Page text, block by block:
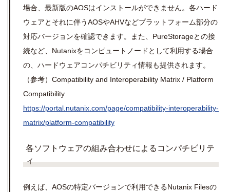
場合、最新版のAOSはインストールができません。各ハード
ウェアとそれに伴うAOSやAHVなどプラットフォーム部分の
対応バージョンを確認できます。また、PureStorageとの接
続など、Nutanixをコンピュートノードとして利用する場合
の、ハードウェアコンパチビリティ情報も提供されます。
（参考）Compatibility and Interoperability Matrix / Platform
Compatibility
https://portal.nutanix.com/page/compatibility-interoperability-
matrix/platform-compatibility
各ソフトウェアの組み合わせによるコンパチビリテ
ィ
例えば、AOSの特定バージョンで利用できるNutanix Filesの